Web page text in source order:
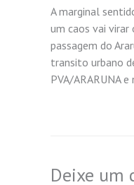
A marginal
um caos vai virar
passagem do
transito urbano
PVA/ARARUNA
Deixe um